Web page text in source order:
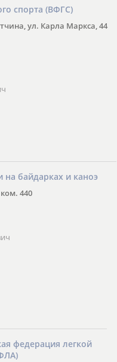
спорта (ВФГС)
ул. Карла Маркса, 44
на байдарках и каноэ
440
федерация легкой